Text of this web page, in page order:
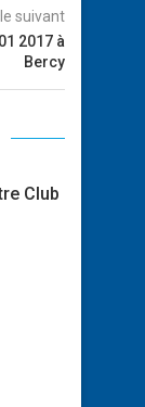
suivant
2017 à
Bercy
Club